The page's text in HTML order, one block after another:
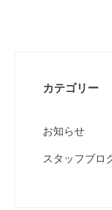
カテゴリー
お知らせ
スタッフブロ